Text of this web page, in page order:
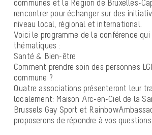
communes et la Région de Bruxelles-
rencontrer pour échanger sur des
niveau local, régional et international.
Voici le programme de la conférence
thématiques :
Santé & Bien-être
Comment prendre soin des personnes
commune ?
Quatre associations présenteront leur
localement: Maison Arc-en-Ciel de la
Brussels Gay Sport et
proposerons de répondre à vos questions.